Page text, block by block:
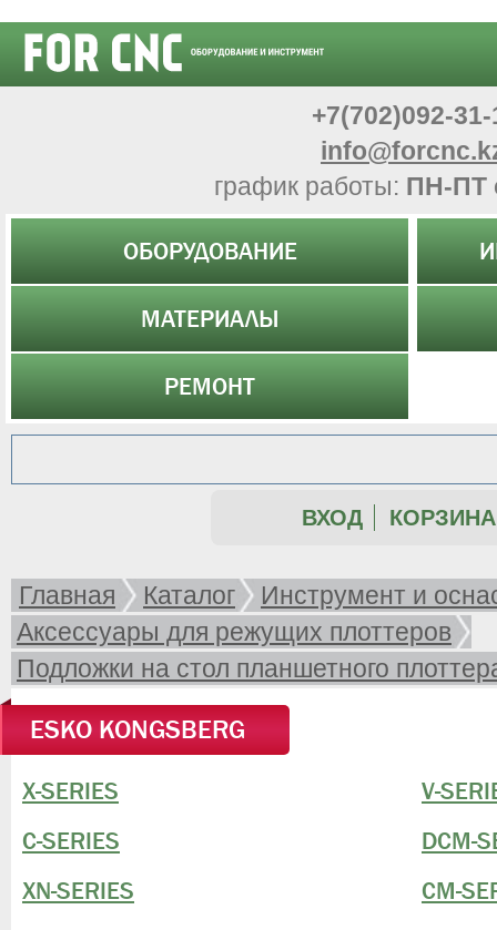
+7(702)092-31-
график работы: ПН-ПТ
ОБОРУДОВАНИЕ
МАТЕРИАЛЫ
РЕМОНТ
ВХОД КОРЗИНА
Главная Каталог
Инструмент и
Аксессуары для режущих плоттеров
Подложки на стол планшетного
ESKO KONGSBERG
X-SERIES
V-
C-SERIES
DCM-
XN-SERIES
CM-